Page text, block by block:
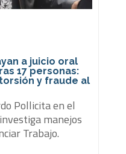
a juicio oral
17 personas:
y fraude al
Pollicita en el
manejos
Trabajo.